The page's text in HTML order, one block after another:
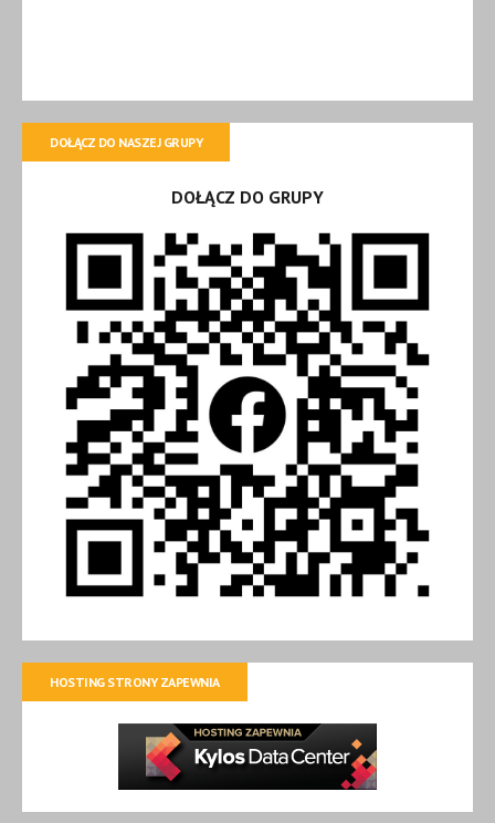
DOŁĄCZ DO NASZEJ GRUPY
DOŁĄCZ DO GRUPY
HOSTING STRONY ZAPEWNIA